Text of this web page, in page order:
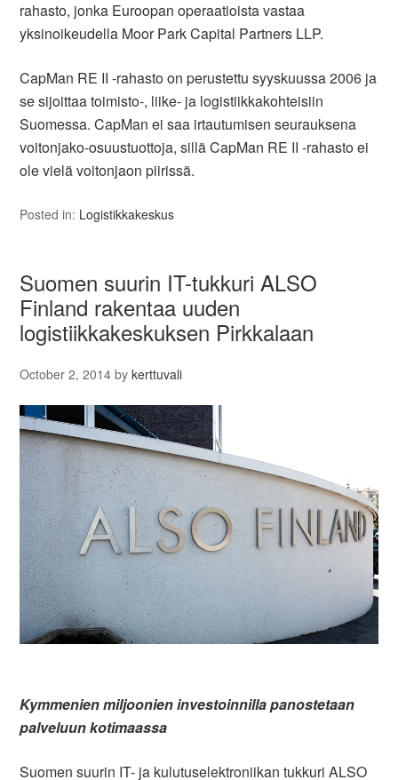
rahasto, jonka Euroopan operaatioista vastaa
yksinoikeudella Moor Park Capital Partners LLP.
CapMan RE II -rahasto on perustettu syyskuussa 2006 ja
se sijoittaa toimisto-, liike- ja logistiikkakohteisiin
Suomessa.CapMan ei saa irtautumisen seurauksena
voitonjako-osuustuottoja, sillä CapMan RE II -rahasto ei
ole vielä voitonjaon piirissä.
Posted in: Logistikkakeskus
Suomen suurin IT-tukkuri ALSO
Finland rakentaa uuden
logistiikkakeskuksen Pirkkalaan
October 2, 2014 bykerttuvali
Kymmenien miljoonien investoinnilla panostetaan
palveluun kotimaassa
Suomen suurin IT- ja kulutuselektroniikan tukkuri ALSO